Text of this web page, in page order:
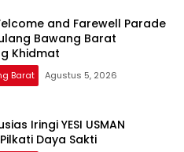
and Farewell Parade
Bawang Barat
Khidmat
Barat Agustus 5, 2026
Iringi YESI USMAN
Daya Sakti